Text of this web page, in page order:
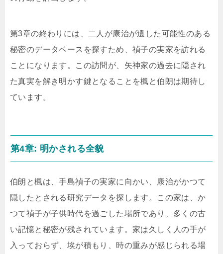
第3章の終わりには、二人が康治が遺した可能性のある
秘密のデータベースを探すため、禎子の実家を訪れる
ことになります。この訪問が、矢神家の過去に隠され
た真実を解き明かす鍵となることを楓と伯朗は期待し
ています。
第4章: 明かされる全貌
伯朗と楓は、手島禎子の実家に向かい、康治がかつて
隠したとされる研究データを探します。この家は、か
つて禎子が子供時代を過ごした場所であり、多くの古
い記憶と秘密が残されています。家は久しく人の手が
入っておらず、埃が積もり、時の重みが感じられる場